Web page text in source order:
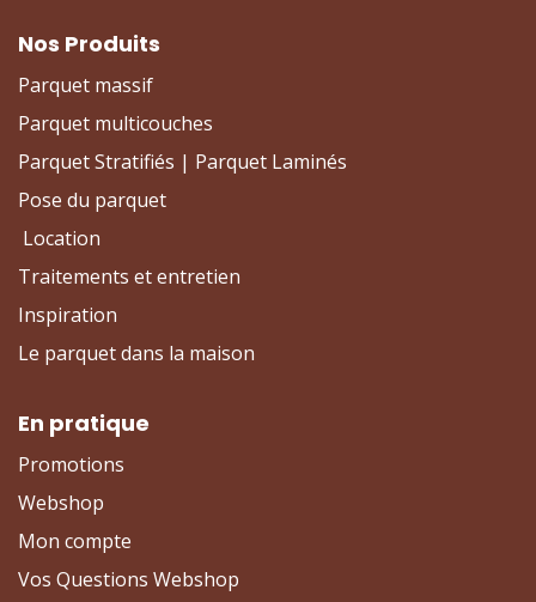
Nos Produits
Parquet massif
Parquet multicouches
Parquet Stratifiés | Parquet Laminés
Pose du parquet
Location
Traitements et entretien
Inspiration
Le parquet dans la maison
En pratique
Promotions
Webshop
Mon compte
Vos Questions Webshop